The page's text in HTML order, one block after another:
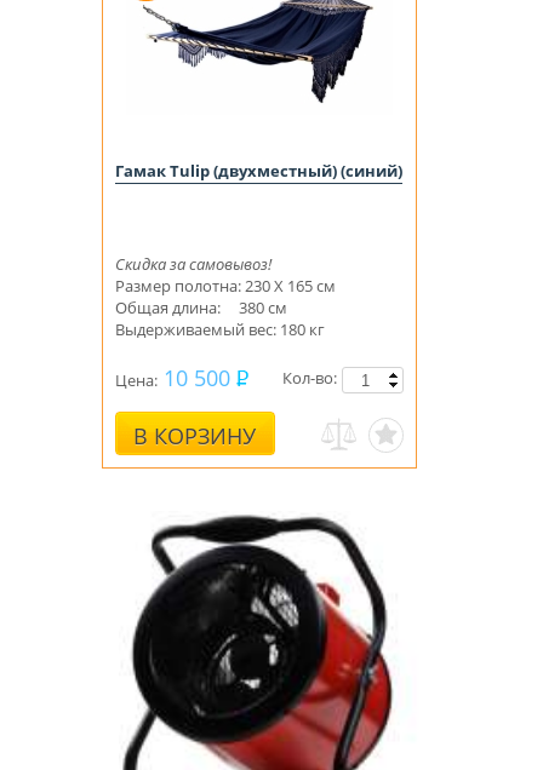
Гамак Tulip (двухместный) (синий)
Скидка за самовывоз!
Размер полотна: 230 Х 165 см
Общая длина: 380 см
Выдерживаемый вес: 180 кг
Цена: 10 500
В КОРЗИНУ
Кол-во: